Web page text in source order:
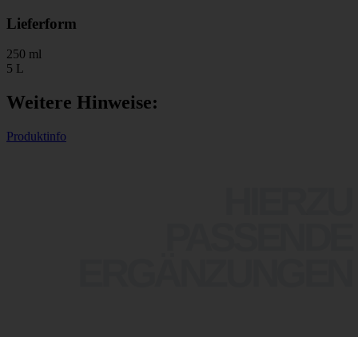
Lieferform
250 ml
5 L
Weitere Hinweise:
Produktinfo